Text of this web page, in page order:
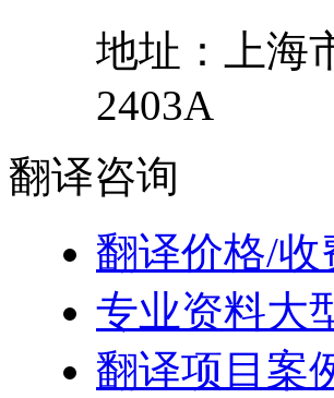
地址：
上海
2403A
翻译咨询
翻译价格/收
专业资料大
翻译项目案